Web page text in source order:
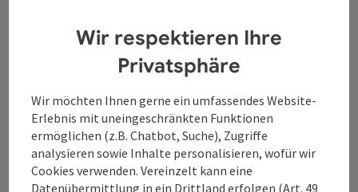
info@donauregion.at
Fax: +43 732 7277 - 804
Öffnungszeiten:
Montag – Donnerstag: 8–12 Uhr und 13–16 Uhr
Freitag: 8–13 Uhr
Wir respektieren Ihre
Privatsphäre
Wir möchten Ihnen gerne ein umfassendes Website-
Erlebnis mit uneingeschränkten Funktionen
ermöglichen (z.B. Chatbot, Suche), Zugriffe
analysieren sowie Inhalte personalisieren, wofür wir
Cookies verwenden. Vereinzelt kann eine
Datenübermittlung in ein Drittland erfolgen (Art. 49